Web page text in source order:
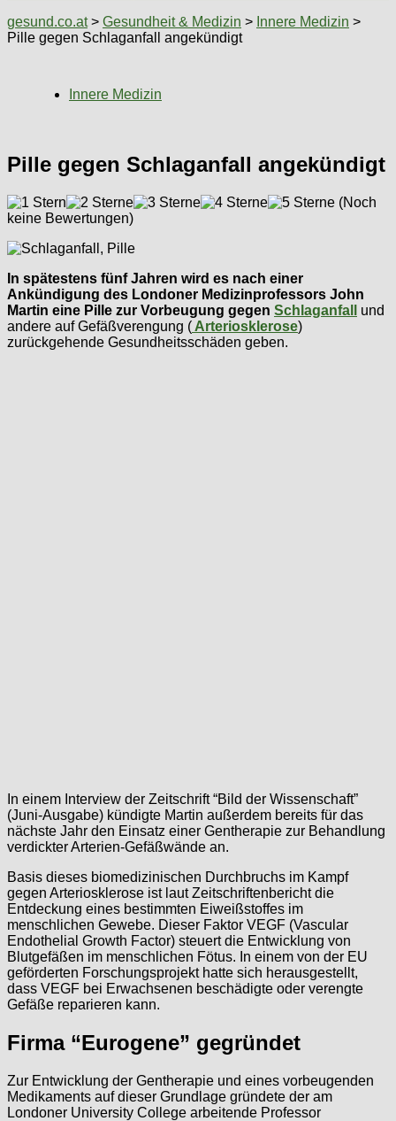
gesund.co.at> Gesundheit & Medizin > Innere Medizin >
Pille gegen Schlaganfall angekündigt
Innere Medizin
Pille gegen Schlaganfall angekündigt
(Noch
keine Bewertungen)
In spätestens fünf Jahren wird es nach einer
Ankündigung des Londoner Medizinprofessors John
Martin eine Pille zur Vorbeugung gegen Schlaganfall
und
andere auf Gefäßverengung ( Arteriosklerose)
zurückgehende Gesundheitsschäden geben.
In einem Interview der Zeitschrift “Bild der Wissenschaft”
(Juni-Ausgabe) kündigte Martin außerdem bereits für das
nächste Jahr den Einsatz einer Gentherapie zur Behandlung
verdickter Arterien-Gefäßwände an.
Basis dieses biomedizinischen Durchbruchs im Kampf
gegen Arteriosklerose ist laut Zeitschriftenbericht die
Entdeckung eines bestimmten Eiweißstoffes im
menschlichen Gewebe. Dieser Faktor VEGF (Vascular
Endothelial Growth Factor) steuert die Entwicklung von
Blutgefäßen im menschlichen Fötus. In einem von der EU
geförderten Forschungsprojekt hatte sich herausgestellt,
dass VEGF bei Erwachsenen beschädigte oder verengte
Gefäße reparieren kann.
Firma “Eurogene” gegründet
Zur Entwicklung der Gentherapie und eines vorbeugenden
Medikaments auf dieser Grundlage gründete der am
Londoner University College arbeitende Professor